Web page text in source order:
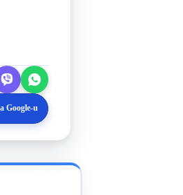
Google-u